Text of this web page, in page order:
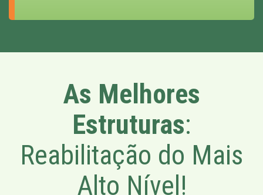
As Melhores
Estruturas:
Reabilitação do Mais
Alto Nível!